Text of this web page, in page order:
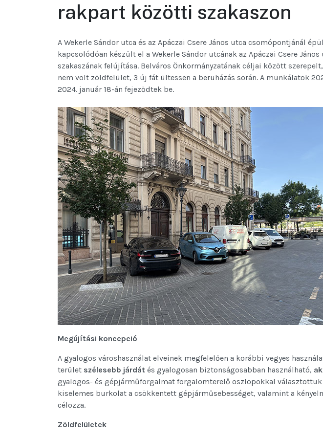
rakpart közötti szakaszon
A Wekerle Sándor utca és az Apáczai Csere János utca csomópontjánál
kapcsolódóan készült el a Wekerle Sándor utcának az Apáczai Csere
szakaszának felújítása. Belváros Önkormányzatának céljai között
nem volt zöldfelület, 3 új fát ültessen a beruházás során. A munkálatok
2024. január 18-án fejeződtek be.
Megújítási koncepció
A gyalogos városhasználat elveinek megfelelően a korábbi vegyes
terület szélesebb járdát és gyalogosan biztonságosabban használható,
gyalogos- és gépjárműforgalmat forgalomterelő oszlopokkal
kiselemes burkolat a csökkentett gépjárműsebességet, valamint a
célozza.
Zöldfelületek